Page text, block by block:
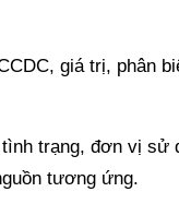
giá trị, phân
trạng, đơn vị sử
tương ứng.